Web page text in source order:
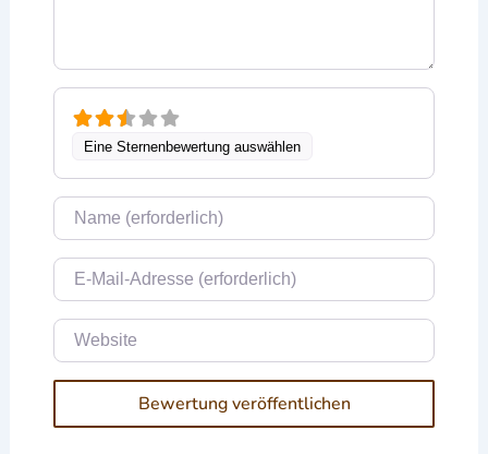
Eine Sternenbewertung auswählen
Name
E-Mail
Website